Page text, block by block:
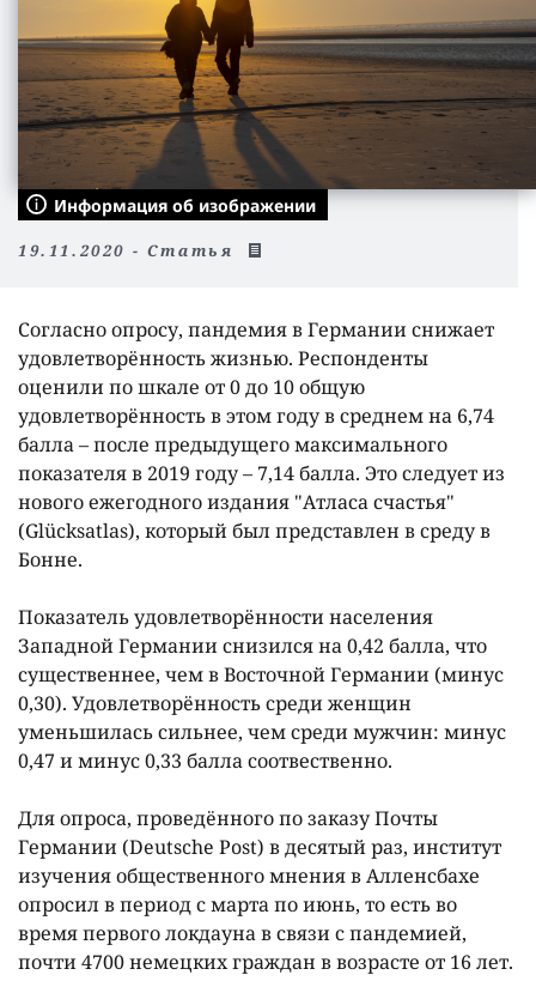
Информация об изображении
19.11.2020 - Статья
Согласно опросу, пандемия в Германии снижает
удовлетворëнность жизнью. Респонденты
оценили по шкале от 0 до 10 общую
удовлетворëнность в этом году в среднем на 6,74
балла – после предыдущего максимального
показателя в 2019 году – 7,14 балла. Это следует из
нового ежегодного издания "Атласа счастья"
(Glücksatlas), который был представлен в среду в
Бонне.
Показатель удовлетворëнности населения
Западной Германии снизился на 0,42 балла, что
существеннее, чем в Восточной Германии (минус
0,30). Удовлетворëнность среди женщин
уменьшилась сильнее, чем среди мужчин: минус
0,47 и минус 0,33 балла соотвественно.
Для опроса, проведëнного по заказу Почты
Германии (Deutsche Post) в десятый раз, институт
изучения общественного мнения в Алленсбахе
опросил в период с марта по июнь, то есть во
время первого локдауна в связи с пандемией,
почти 4700 немецких граждан в возрасте от 16 лет.